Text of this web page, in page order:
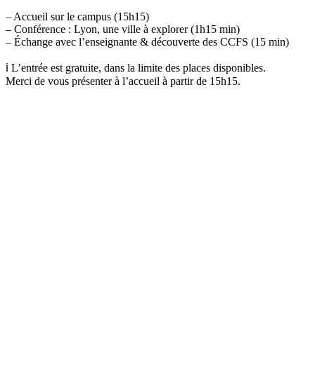
– Accueil sur le campus (15h15)
– Conférence : Lyon, une ville à explorer (1h15 min)
– Échange avec l’enseignante & découverte des CCFS (15 min)
ℹ️ L’entrée est gratuite, dans la limite des places disponibles.
Merci de vous présenter à l’accueil à partir de 15h15.